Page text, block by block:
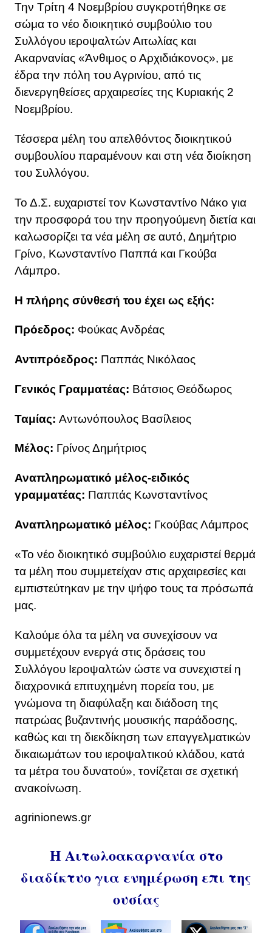
Την Τρίτη 4 Νοεμβρίου συγκροτήθηκε σε
σώμα το νέο διοικητικό συμβούλιο του
Συλλόγου ιεροψαλτών Αιτωλίας και
Ακαρνανίας «Άνθιμος ο Αρχιδιάκονος», με
έδρα την πόλη του Αγρινίου, από τις
διενεργηθείσες αρχαιρεσίες της Κυριακής 2
Νοεμβρίου.
Τέσσερα μέλη του απελθόντος διοικητικού
συμβουλίου παραμένουν και στη νέα διοίκηση
του Συλλόγου.
Το Δ.Σ. ευχαριστεί τον Κωνσταντίνο Νάκο για
την προσφορά του την προηγούμενη διετία και
καλωσορίζει τα νέα μέλη σε αυτό, Δημήτριο
Γρίνο, Κωνσταντίνο Παππά και Γκούβα
Λάμπρο.
Η πλήρης σύνθεσή του έχει ως εξής:
Πρόεδρος: Φούκας Ανδρέας
Αντιπρόεδρος: Παππάς Νικόλαος
Γενικός Γραμματέας: Βάτσιος Θεόδωρος
Ταμίας: Αντωνόπουλος Βασίλειος
Μέλος: Γρίνος Δημήτριος
Αναπληρωματικό μέλος-ειδικός
γραμματέας: Παππάς Κωνσταντίνος
Αναπληρωματικό μέλος: Γκούβας Λάμπρος
«Το νέο διοικητικό συμβούλιο ευχαριστεί θερμά
τα μέλη που συμμετείχαν στις αρχαιρεσίες και
εμπιστεύτηκαν με την ψήφο τους τα πρόσωπά
μας.
Καλούμε όλα τα μέλη να συνεχίσουν να
συμμετέχουν ενεργά στις δράσεις του
Συλλόγου Ιεροψαλτών ώστε να συνεχιστεί η
διαχρονικά επιτυχημένη πορεία του, με
γνώμονα τη διαφύλαξη και διάδοση της
πατρώας βυζαντινής μουσικής παράδοσης,
καθώς και τη διεκδίκηση των επαγγελματικών
δικαιωμάτων του ιεροψαλτικού κλάδου, κατά
τα μέτρα του δυνατού», τονίζεται σε σχετική
ανακοίνωση.
agrinionews.gr
Η Αιτωλοακαρνανία στο
διαδίκτυο για ενημέρωση επι της
ουσίας